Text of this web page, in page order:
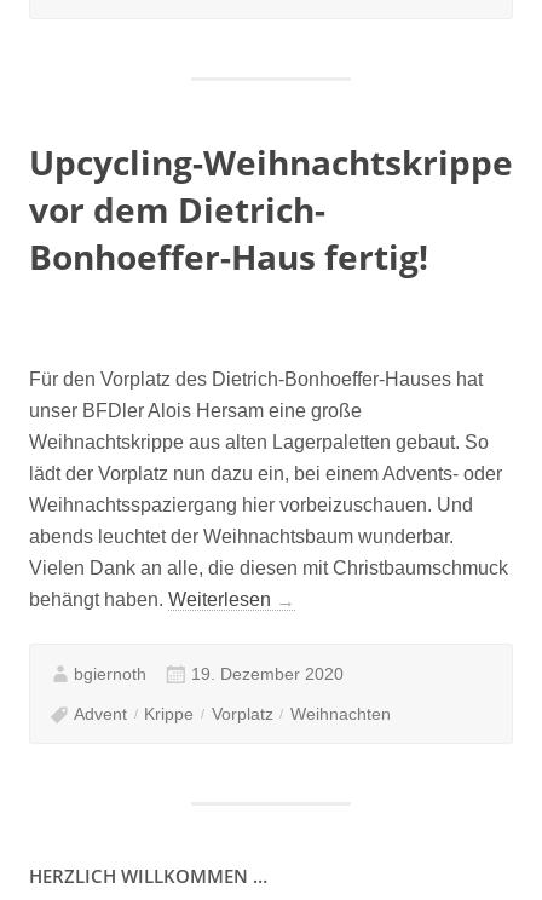
Upcycling-Weihnachtskrippe
vor dem Dietrich-
Bonhoeffer-Haus fertig!
Für den Vorplatz des Dietrich-Bonhoeffer-Hauses hat
unser BFDler Alois Hersam eine große
Weihnachtskrippe aus alten Lagerpaletten gebaut. So
lädt der Vorplatz nun dazu ein, bei einem Advents- oder
Weihnachtsspaziergang hier vorbeizuschauen. Und
abends leuchtet der Weihnachtsbaum wunderbar.
Vielen Dank an alle, die diesen mit Christbaumschmuck
behängt haben. Weiterlesen
„Upcycling-
Dietrich-
→
bgiernoth 19. Dezember 2020
Advent Krippe Vorplatz Weihnachten
HERZLICH WILLKOMMEN …